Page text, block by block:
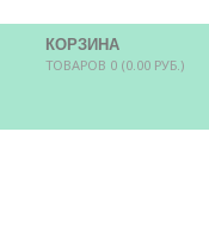
КОРЗИНА
ТОВАРОВ 0 (0.00 РУБ.)